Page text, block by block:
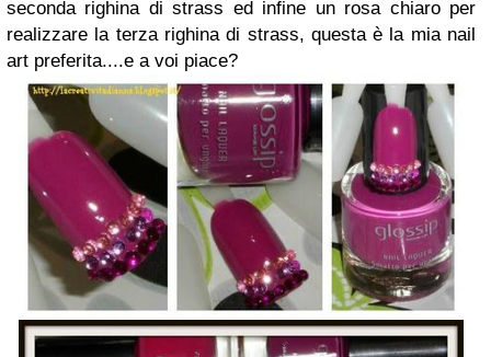
seconda righina di strass ed infine un rosa chiaro per
realizzare la terza righina di strass, questa è la mia nail
art preferita....e a voi piace?